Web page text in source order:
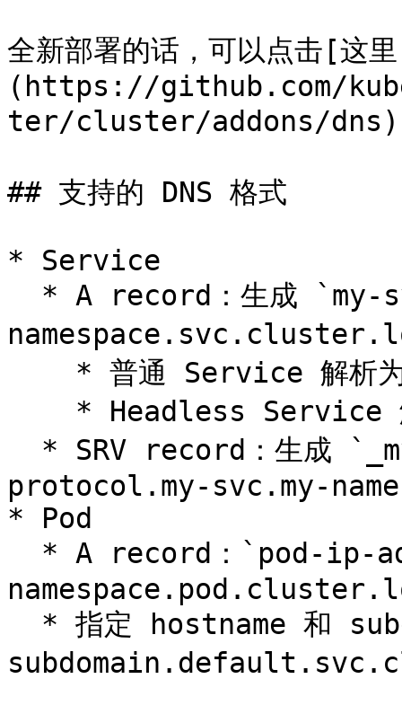
全新部署的话，可以点击[这
(https://github.com/
ter/cluster/addons/dns)
## 支持的 DNS 格式
* Service
protocol.my-svc.my-
* Pod